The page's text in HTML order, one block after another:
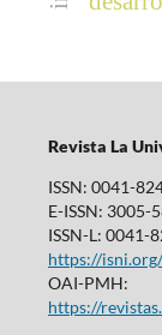
Revista La
ISSN: 0041-
E-ISSN: 3005-
ISSN-L: 0041-
https://
OAI-PMH:
https://